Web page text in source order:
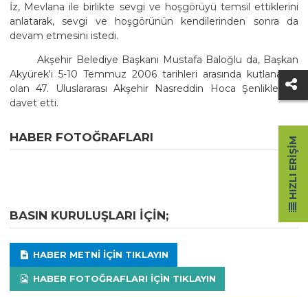
İz, Mevlana ile birlikte sevgi ve hoşgörüyü temsil ettiklerini
anlatarak, sevgi ve hoşgörünün kendilerinden sonra da
devam etmesini istedi.
Akşehir Belediye Başkanı Mustafa Baloğlu da, Başkan
Akyürek'i 5-10 Temmuz 2006 tarihleri arasında kutlanacak
olan 47. Uluslararası Akşehir Nasreddin Hoca Şenlikleri'ne
davet etti.
HABER FOTOĞRAFLARI
BASIN KURULUŞLARI IÇIN;
HABER METNI IÇIN TIKLAYIN
HABER FOTOĞRAFLARI IÇIN TIKLAYIN
HIZLI ERIŞIM